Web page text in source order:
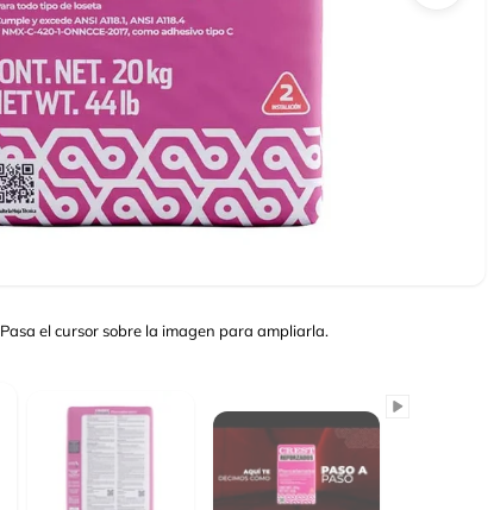
Pasa el cursor sobre la imagen para ampliarla.